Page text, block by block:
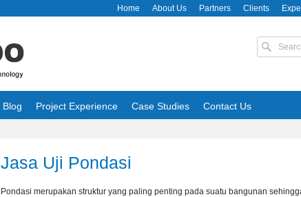
Home About Us Partners Clients
Blog Project Experience Case Studies Contact Us
Jasa Uji Pondasi
Pondasi merupakan struktur yang paling penting pada suatu bangunan